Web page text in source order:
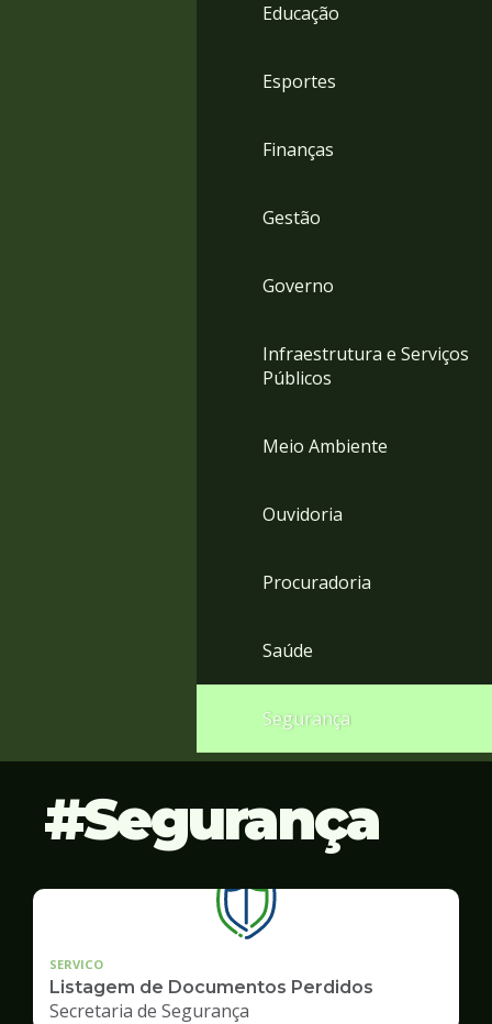
Educação
Esportes
Finanças
Gestão
Governo
Infraestrutura e Serviços
Públicos
Meio Ambiente
Ouvidoria
Procuradoria
Saúde
Segurança
Segurança
SERVICO
Listagem de Documentos Perdidos
Secretaria de Segurança